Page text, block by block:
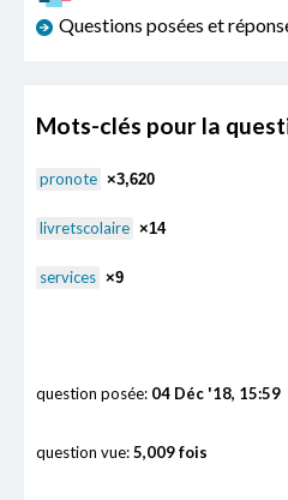
Questions posées et
Mots-clés pour la
pronote ×3,620
livretscolaire ×14
services ×9
question posée: 04 Déc '18, 15:59
question vue:5,009 fois